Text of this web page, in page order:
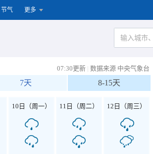
节气 更多
07:30更新 | 数据来源 中央气象台
7天 8-15天
10日（周一） 11日（周二） 12日（周三）